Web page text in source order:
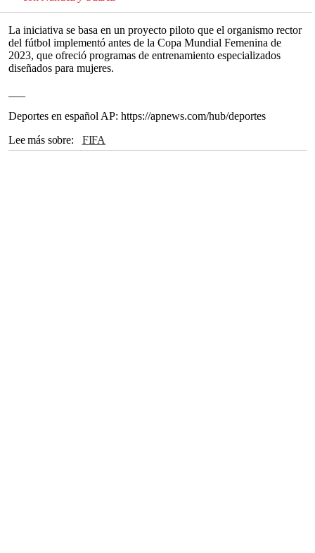
La iniciativa se basa en un proyecto piloto que el organismo rector
del fútbol implementó antes de la Copa Mundial Femenina de
2023, que ofreció programas de entrenamiento especializados
diseñados para mujeres.
Deportes en español AP: https://apnews.com/hub/deportes
Lee más sobre
FIFA